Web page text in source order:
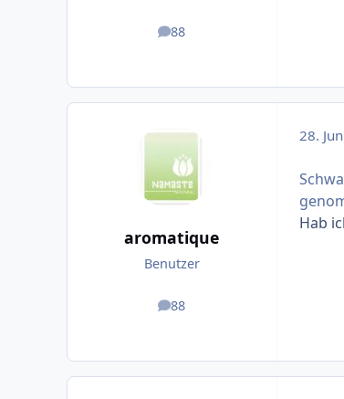
88
Beiträge
aromatique
Benutzer
88
Beiträge
28.
Hab